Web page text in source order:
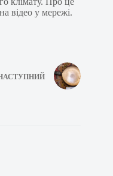
відео у мережі.